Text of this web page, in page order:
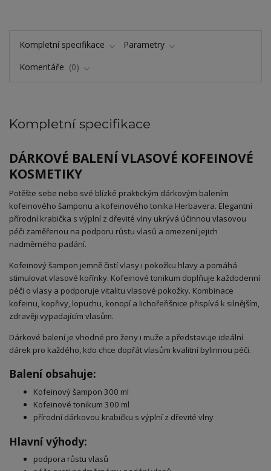
Kompletní specifikace
Parametry
Komentáře
0
Kompletní specifikace
DÁRKOVÉ BALENÍ VLASOVÉ KOFEINOVÉ
KOSMETIKY
Potěšte sebe nebo své blízké praktickým dárkovým balením
kofeinového šamponu a kofeinového tonika Herbavera. Elegantní
přírodní krabička s výplní z dřevité vlny ukrývá účinnou vlasovou
péči zaměřenou na podporu růstu vlasů a omezení jejich
nadměrného padání.
Kofeinový šampon jemně čistí vlasy i pokožku hlavy a pomáhá
stimulovat vlasové kořínky. Kofeinové tonikum doplňuje každodenní
péči o vlasy a podporuje vitalitu vlasové pokožky. Kombinace
kofeinu, kopřivy, lopuchu, konopí a lichořeřišnice přispívá k silnějším,
zdravěji vypadajícím vlasům.
Dárkové balení je vhodné pro ženy i muže a představuje ideální
dárek pro každého, kdo chce dopřát vlasům kvalitní bylinnou péči.
Balení obsahuje:
Kofeinový šampon 300 ml
Kofeinové tonikum 300 ml
přírodní dárkovou krabičku s výplní z dřevité vlny
Hlavní výhody:
podpora růstu vlasů